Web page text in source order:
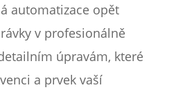
automatizace opět
v profesionálně
úpravám, které
a prvek vaší